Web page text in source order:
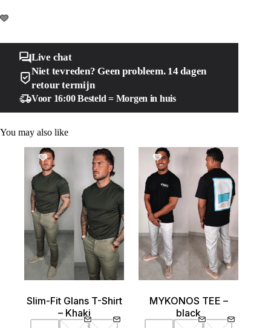
Live chat
Niet tevreden? Geen probleem. 14 dagen
retour termijn
Voor 16:00 Besteld = Morgen in huis
You may also like
SALE!
Slim-Fit Glans T-Shirt
– Khaki
SALE!
MYKONOS TEE –
black